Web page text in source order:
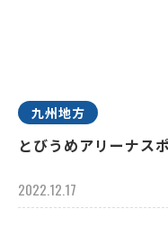
九州地方
とびうめアリーナス
2022.12.17